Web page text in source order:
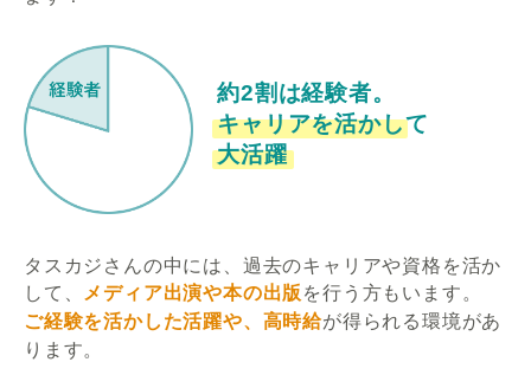
約2割は経験者。
キャリアを活かして
大活躍
タスカジさんの中には、過去のキャリアや資格を活か
して、
メディア出演や本の出版 を行う方もいます。
ご経験を活かした活躍や、高時給が得られる環境があ
ります。